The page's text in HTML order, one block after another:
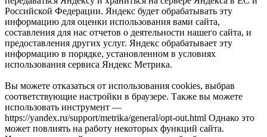
Российской Федерации. Яндекс будет обрабатывать эту
информацию для оценки использования вами сайта,
составления для нас отчетов о деятельности нашего сайта, и
предоставления других услуг. Яндекс обрабатывает эту
информацию в порядке, установленном в условиях
использования сервиса Яндекс Метрика.
Вы можете отказаться от использования cookies, выбрав
соответствующие настройки в браузере. Также вы можете
использовать инструмент —
https://yandex.ru/support/metrika/general/opt-out.html Однако это
может повлиять на работу некоторых функций сайта.